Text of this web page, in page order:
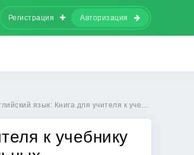
Регистрация Авторизация
язык: Книга для учителя к учебнику для 7 класса общеобразовательных учреждений
к учебнику